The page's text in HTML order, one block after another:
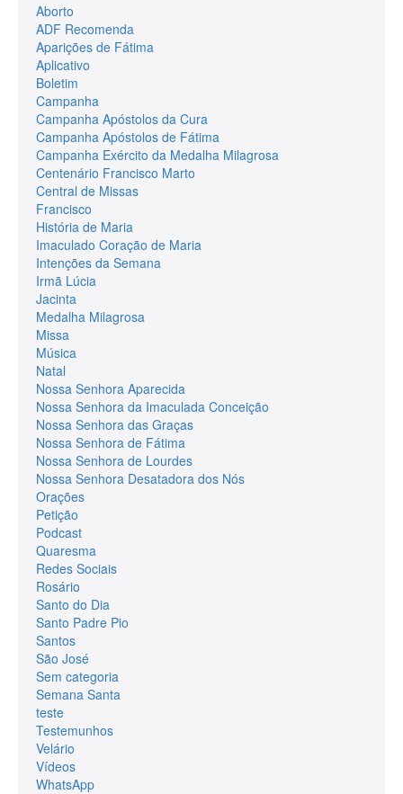
Aborto
ADF Recomenda
Aparições de Fátima
Aplicativo
Boletim
Campanha
Campanha Apóstolos da Cura
Campanha Apóstolos de Fátima
Campanha Exército da Medalha Milagrosa
Centenário Francisco Marto
Central de Missas
Francisco
História de Maria
Imaculado Coração de Maria
Intenções da Semana
Irmã Lúcia
Jacinta
Medalha Milagrosa
Missa
Música
Natal
Nossa Senhora Aparecida
Nossa Senhora da Imaculada Conceição
Nossa Senhora das Graças
Nossa Senhora de Fátima
Nossa Senhora de Lourdes
Nossa Senhora Desatadora dos Nós
Orações
Petição
Podcast
Quaresma
Redes Sociais
Rosário
Santo do Dia
Santo Padre Pio
Santos
São José
Sem categoria
Semana Santa
teste
Testemunhos
Velário
Vídeos
WhatsApp